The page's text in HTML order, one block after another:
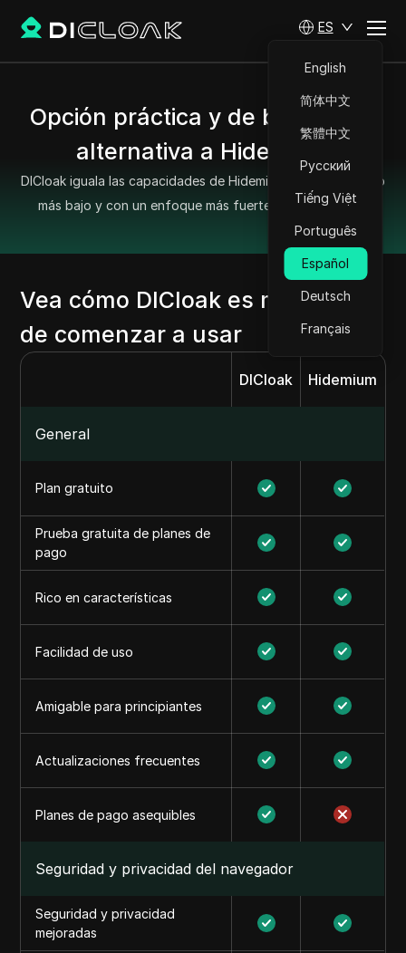
ES
English
简体中文
繁體中文
Русский
Tiếng Việt
Português
Español
Deutsch
Français
Opción práctica y de bajo costo
alternativa a Hidemium
DICloak iguala las capacidades de Hidemium pero a un costo
más bajo y con un enfoque más fuerte en la seguridad.
Vea cómo DICloak es más fácil
de comenzar a usar
DICloak Hidemium
General
Plan gratuito
Prueba gratuita de planes de
pago
Rico en características
Facilidad de uso
Amigable para principiantes
Actualizaciones frecuentes
Planes de pago asequibles
Seguridad y privacidad del navegador
Seguridad y privacidad
mejoradas